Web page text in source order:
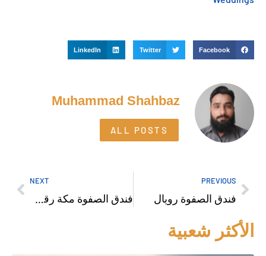
الأكثر شعبية
Facebook
Twitter
LinkedIn
Muhammad Shahbaz
ALL POSTS
PREVIOUS
فندق الصفوة رويال
NEXT
فندق الصفوة مكة رقم الهاتف